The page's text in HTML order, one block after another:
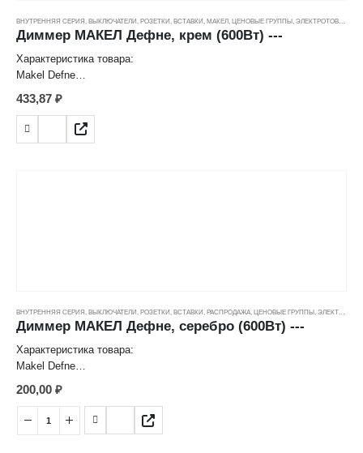
ВНУТРЕННЯЯ СЕРИЯ, ВЫКЛЮЧАТЕЛИ, РОЗЕТКИ, ВСТАВКИ, МАКЕЛ, ЦЕНОВЫЕ ГРУППЫ , ЭЛЕКТРОТОВАРЫ
Диммер МАКЕЛ Дефне, крем (600Вт) ---
Характеристика товара:
Makel Defne
Диммер 600 W
Цвет: Крем
Способ монтажа: Скрытый
Потребляемая мощность: 60-600 W
433,87 ₽
ВНУТРЕННЯЯ СЕРИЯ, ВЫКЛЮЧАТЕЛИ, РОЗЕТКИ, ВСТАВКИ, РАСПРОДАЖА, ЦЕНОВЫЕ ГРУППЫ , ЭЛЕКТРОТОВАРЫ
Диммер МАКЕЛ Дефне, серебро (600Вт) ---
Характеристика товара:
Makel Defne
Диммер 600 W
Цвет: Серебро
Способ монтажа: Скрытый
Потребляемая мощность: 60-600 W
200,00 ₽